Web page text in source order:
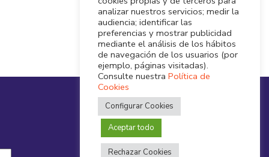
analizar nuestros servicios; medir la
audiencia; identificar las
preferencias y mostrar publicidad
mediante el análisis de los hábitos
de navegación de los usuarios (por
ejemplo, páginas visitadas).
Consulte nuestra Política de
Cookies
Configurar Cookies
Aceptar todo
Rechazar Cookies